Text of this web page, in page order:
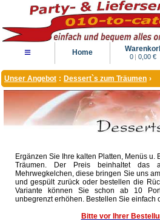
≡ Home 0 | 0,00 €
Unser Angebot : Dessert`s zum Träumen ›
Ergänzen Sie Ihre kalten Platten, Menüs u.
Träumen. Der Preis beinhaltet das
Mehrwegkelchen, diese bringen Sie uns
und gespült zurück oder bestellen die
Variante können Sie schon ab 10
unbegrenzt erhöhen. Bestellen Sie einfach
Bitte vor Ihrer